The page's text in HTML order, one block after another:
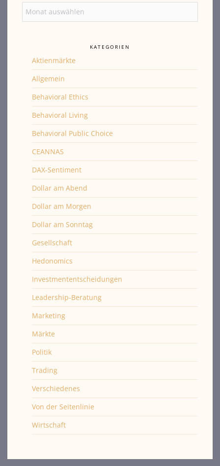
KATEGORIEN
Aktienmärkte
Allgemein
Behavioral Ethics
Behavioral Living
Behavioral Public Choice
CEANNAS
DAX-Sentiment
Dollar am Abend
Dollar am Morgen
Dollar am Sonntag
Gesellschaft
Hedonomics
Investmententscheidungen
Leadership-Beratung
Marketing
Märkte
Politik
Trading
Verschiedenes
Von der Seitenlinie
Wirtschaft